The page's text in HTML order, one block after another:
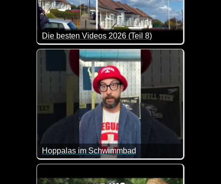
Die besten Videos 2026 (Teil 8)
Eine tolle Zusammenstellung von lustigen
Hoppalas im Schwimmbad
Lustige Patzer in Schwimmbädern - immer wieder